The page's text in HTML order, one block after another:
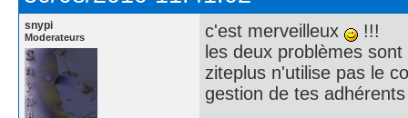
snypi
Moderateurs c'est merveilleux
!!!
les deux problèmes
ziteplus n'utilise pas le
gestion de tes adhérents